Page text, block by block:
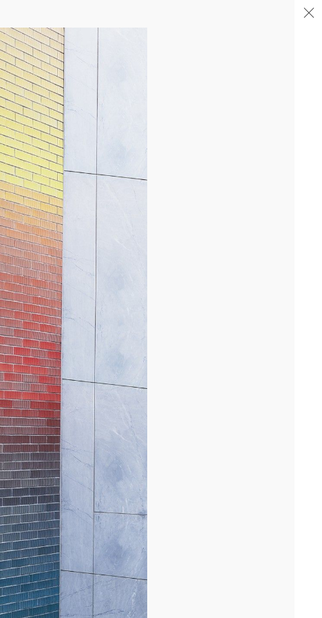
04/26
FIN DE GROS ŒUVRE PORTE DE SAINT-OUEN
Après la livraison de l'immeuble totem en proue sur le
périphérique, nous avons fêté avec les équipes...[...]
11/25
DÉMARRAGE : 250 LOGEMENTS ÉTUDIANTS,
RENNES
Lancement des études pour la réalisation d'une résidence de 250